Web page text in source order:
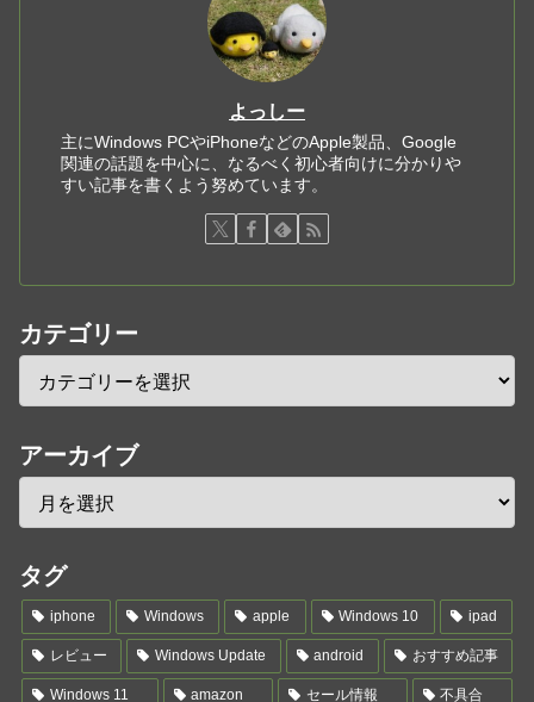
よっしー
主にWindows PCやiPhoneなどのApple製品、Google
関連の話題を中心に、なるべく初心者向けに分かりや
すい記事を書くよう努めています。
カテゴリー
アーカイブ
タグ
iphone Windows apple Windows 10 ipad
レビュー Windows Update android おすすめ記事
Windows 11 amazon セール情報 不具合